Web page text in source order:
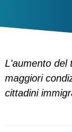
L'aumento del
maggiori
cittadini